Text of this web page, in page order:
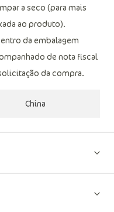
a seco (para mais
ao produto).
da embalagem
de nota fiscal
da compra.
China